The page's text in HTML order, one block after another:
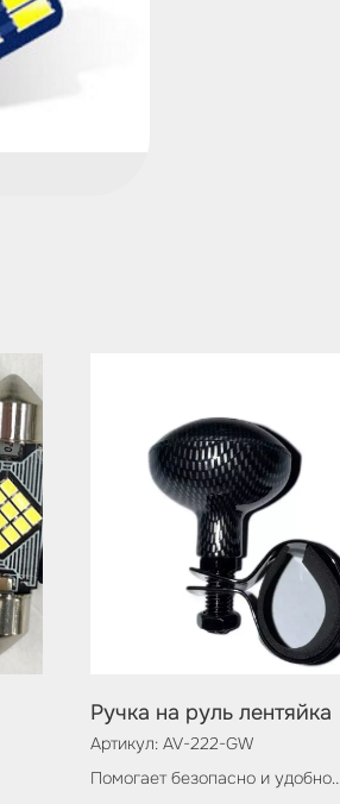
Ручка на руль лентяйка
Артикул: AV-222-GW
Помогает безопасно и удобно